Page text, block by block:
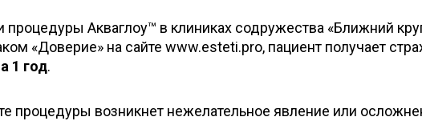
Акваглоу™ в клиниках содружества «Ближний
«Доверие» на сайте www.esteti.pro, пациент получает
1 год.
процедуры возникнет нежелательное явление или